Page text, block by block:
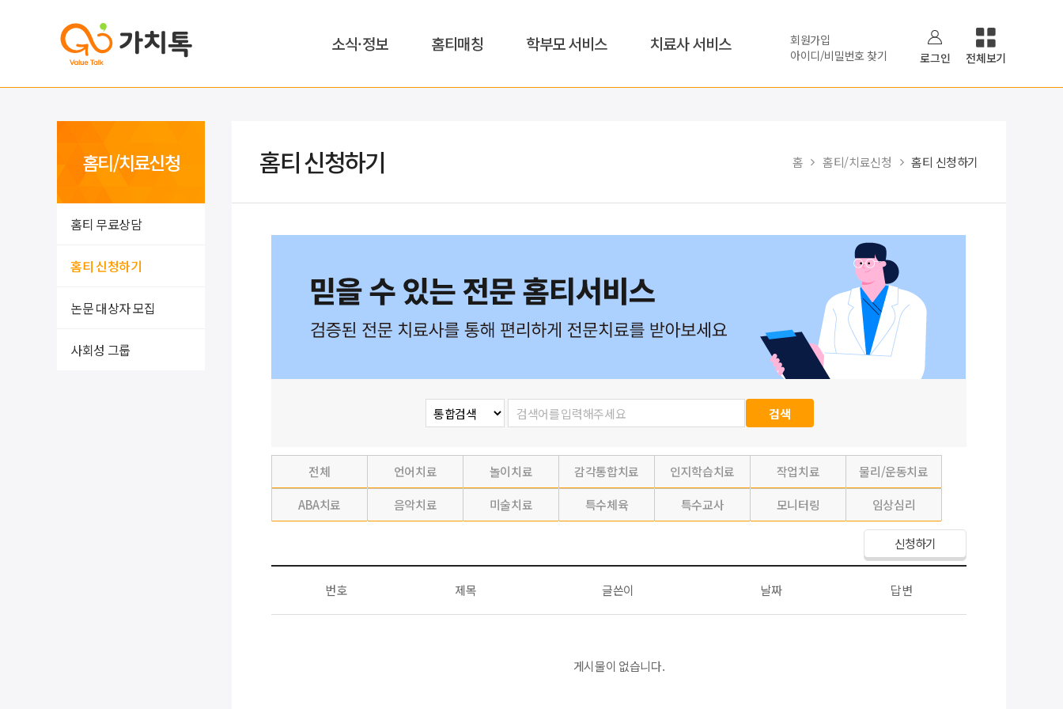
소식·정보 홈티매칭 학부모 서비스 치료사 서비스
회원가입
아이디/비밀번호 찾기
로그인 전체보기
홈티/치료신청
홈티 무료상담
홈티 신청하기
논문 대상자 모집
사회성 그룹
홈티 신청하기 홈 홈티/치료신청 홈티 신청하기
전체 언어치료 놀이치료 감각통합치료 인지학습치료 작업치료
물리/운동치료
ABA치료
음악치료 미술치료 특수체육 특수교사 모니터링 임상심리
신청하기
번호 제목 글쓴이 날짜 답변
게시물이 없습니다.